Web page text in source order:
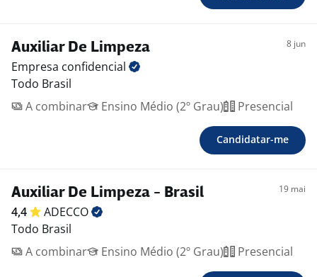
Auxiliar De Limpeza 8 jun
Empresa confidencial
Todo Brasil
A combinar
Ensino Médio (2º Grau) Presencial
Candidatar-me
Auxiliar De Limpeza - Brasil 19 mai
4,4
ADECCO
Todo Brasil
A combinar
Ensino Médio (2º Grau) Presencial